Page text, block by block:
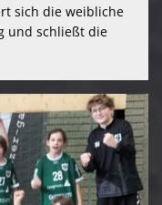
sich die weibliche
und schließt die